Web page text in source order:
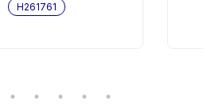
H261761